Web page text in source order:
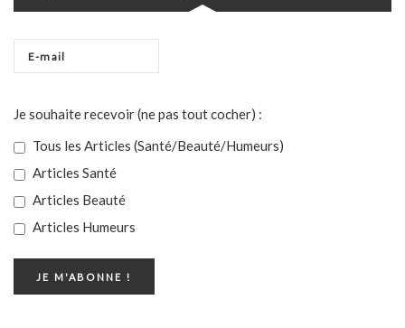
Je souhaite recevoir (ne pas tout cocher) :
Tous les Articles (Santé/Beauté/Humeurs)
Articles Santé
Articles Beauté
Articles Humeurs